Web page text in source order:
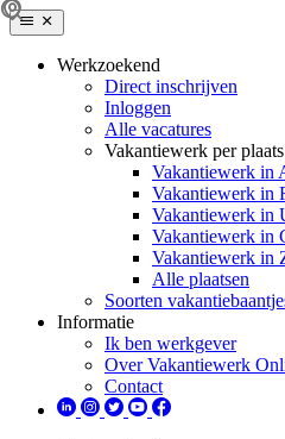
Werkzoekend
Direct inschrijven
Inloggen
Alle vacatures
Vakantiewerk per plaats
Vakantiewerk in
Vakantiewerk in
Vakantiewerk in
Vakantiewerk in
Vakantiewerk in
Alle plaatsen
Soorten
Informatie
Ik ben werkgever
Over Vakantiewerk
Contact